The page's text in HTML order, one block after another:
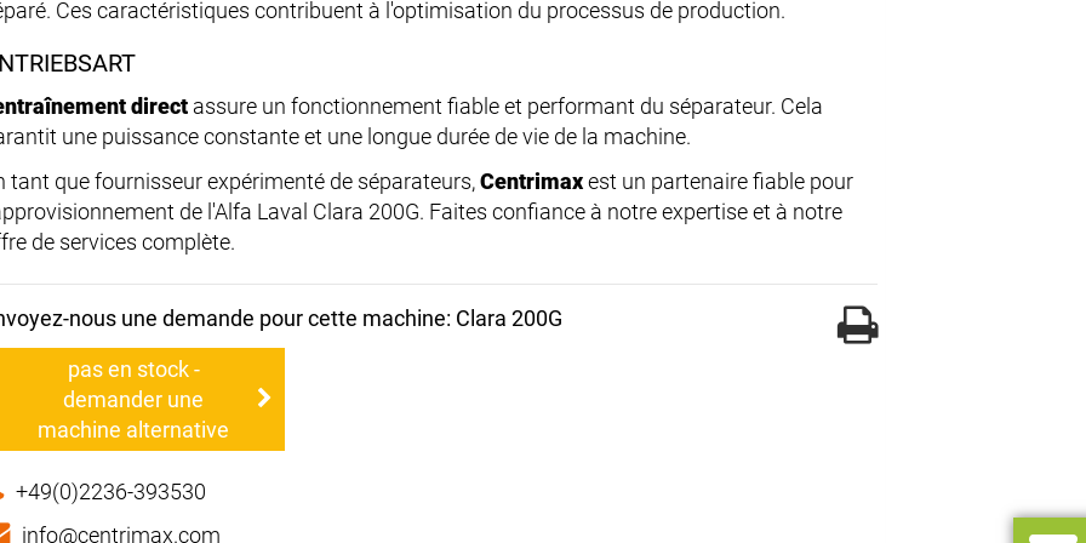
Ces caractéristiques contribuent à l'optimisation du processus de production.
direct assure un fonctionnement fiable et performant du séparateur. Cela
une puissance constante et une longue durée de vie de la machine.
tant que fournisseur expérimenté de séparateurs,Centrimaxest un partenaire fiable pour
de l'Alfa Laval Clara 200G. Faites confiance à notre expertise et à notre
de services complète.
nous une demande pour cette machine: Clara 200G
pas en stock -
demander une
machine alternative
+49(0)2236-393530
info@centrimax.com